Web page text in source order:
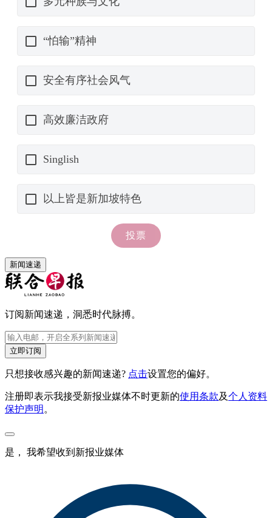
新闻速递
订阅新闻速递，洞悉时代脉搏。
立即订阅
只想接收感兴趣的新闻速递? 点击设置您的偏好。
注册即表示我接受新报业媒体不时更新的使用条款及个人资料
保护声明。
是， 我希望收到新报业媒体